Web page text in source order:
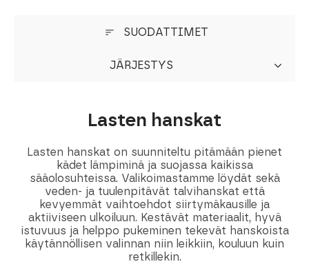
SUODATTIMET
JÄRJESTYS
Lasten hanskat
Lasten hanskat on suunniteltu pitämään pienet
kädet lämpiminä ja suojassa kaikissa
sääolosuhteissa. Valikoimastamme löydät sekä
veden- ja tuulenpitävät talvihanskat että
kevyemmät vaihtoehdot siirtymäkausille ja
aktiiviseen ulkoiluun. Kestävät materiaalit, hyvä
istuvuus ja helppo pukeminen tekevät hanskoista
käytännöllisen valinnan niin leikkiin, kouluun kuin
retkillekin.